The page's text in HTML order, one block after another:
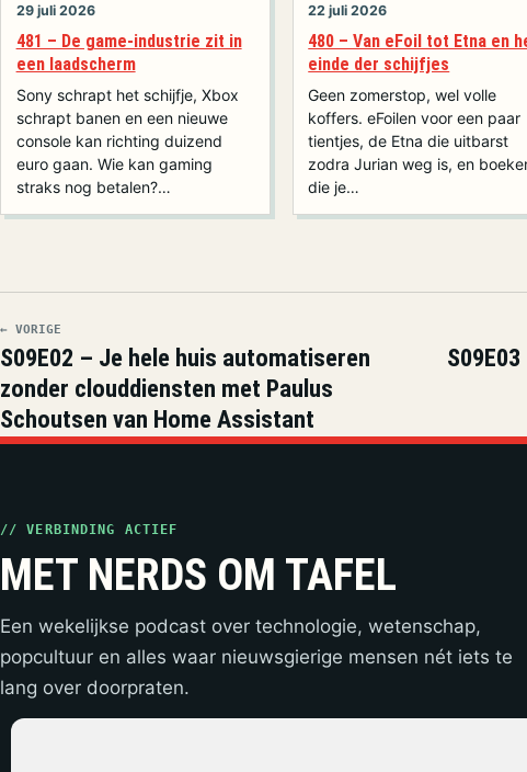
29 juli 2026
481 – De game-industrie zit in
een laadscherm
Sony schrapt het schijfje, Xbox
schrapt banen en een nieuwe
console kan richting duizend
euro gaan. Wie kan gaming
straks nog betalen?…
22 juli 2026
480 – Van eFoil tot Etna en
einde der schijfjes
Geen zomerstop, wel volle
koffers. eFoilen voor een paar
tientjes, de Etna die uitbarst
zodra Jurian weg is, en
die je…
← VORIGE
S09E02 – Je hele huis automatiseren
zonder clouddiensten met Paulus
Schoutsen van Home Assistant
// VERBINDING ACTIEF
MET NERDS OM TAFEL
Een wekelijkse podcast over technologie, wetenschap,
popcultuur en alles waar nieuwsgierige mensen nét iets te
lang over doorpraten.